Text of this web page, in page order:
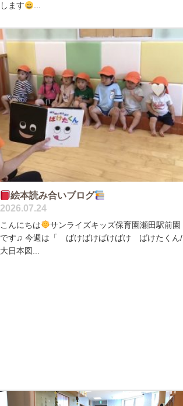
します
...
絵本読み合いブログ
2026.07.24
こんにちは
サンライズキッズ保育園瀬田駅前園
です♫ 今週は「 ばけばけばけばけ ばけたくん/
大日本図...